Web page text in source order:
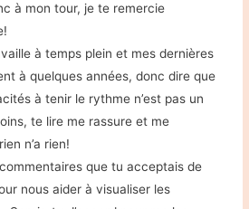
à mon tour, je te remercie
à temps plein et mes dernières
à quelques années, donc dire que
à tenir le rythme n’est pas un
te lire me rassure et me
n’a rien!
que tu acceptais de
nous aider à visualiser les